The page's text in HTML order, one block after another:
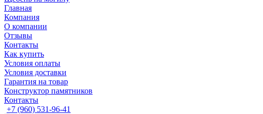
Главная
Компания
О компании
Отзывы
Контакты
Как купить
Условия оплаты
Условия доставки
Гарантия на товар
Конструктор памятников
Контакты
+7 (960) 531-96-41